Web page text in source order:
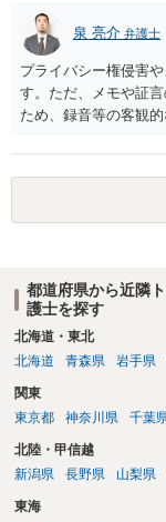
泉 亮介 弁護士
プライバシー権侵害
す。ただ、メモや証
ため、録音等の客観
都道府県から近隣
護士を探す
北海道・東北
北海道
青森県 岩手県
関東
東京都
神奈川県 千葉
北陸・甲信越
新潟県
長野県 山梨県
東海